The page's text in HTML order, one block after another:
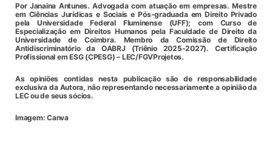
Por Janaina Antunes. Advogada com atuação em empresas. Mestre
em Ciências Jurídicas e Sociais e Pós-graduada em Direito Privado
pela Universidade Federal Fluminense (UFF); com Curso de
Especialização em Direitos Humanos pela Faculdade de Direito da
Universidade de Coimbra. Membro da Comissão de Direito
Antidiscriminatório da OABRJ (Triênio 2025-2027). Certificação
Profissional em ESG (CPESG) – LEC/FGVProjetos.
As opiniões contidas nesta publicação são de responsabilidade
exclusiva da Autora, não representando necessariamente a opinião da
LEC ou de seus sócios.
Imagem: Canva